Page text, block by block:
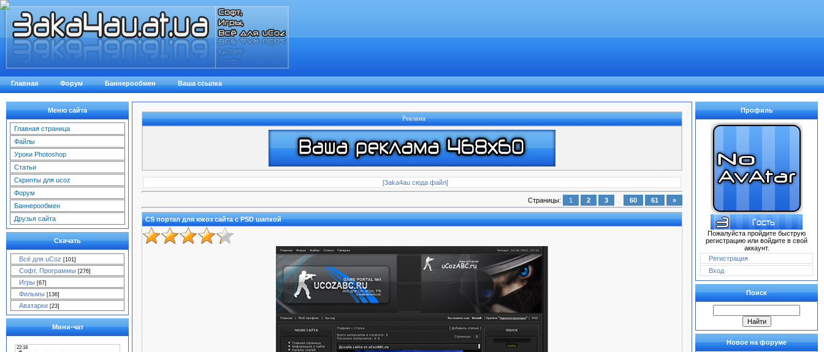
Главная Форум Баннерообмен Ваша ссылка
Меню сайта
Главная страница
Файлы
Уроки Photoshop
Статьи
Скрипты для ucoz
Форум
Баннерообмен
Друзья сайта
Скачать
Всё для uCoz [101]
Софт, Программы [276]
Игры [67]
Фильмы [136]
Аватарки [23]
Мини-чат
Реклама
[3aka4au сюда файл]
Страницы: 1 2 3 60 61 »
CS портал для юкоз сайта с PSD шапкой
Профиль
Пожалуйста пройдите быструю
регистрацию или войдите в свой
аккаунт.
Регистрация
Вход
Поиск
Новое на форуме